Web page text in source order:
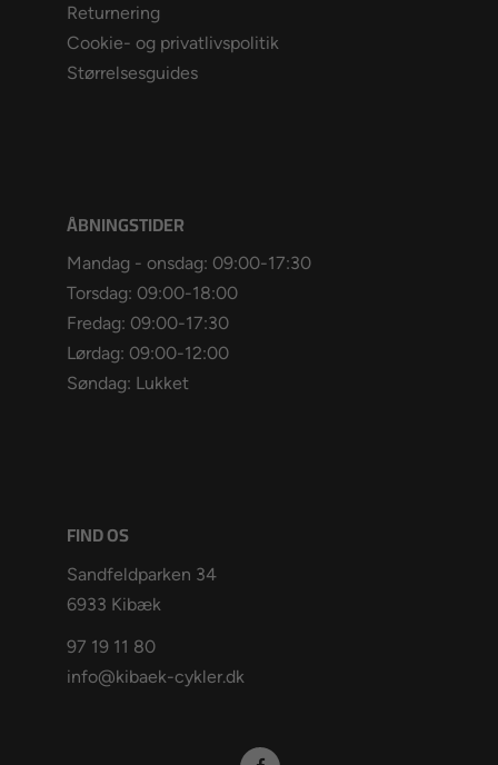
Returnering
Cookie- og privatlivspolitik
Størrelsesguides
ÅBNINGSTIDER
Mandag - onsdag: 09:00-17:30
Torsdag: 09:00-18:00
Fredag: 09:00-17:30
Lørdag: 09:00-12:00
Søndag: Lukket
FIND OS
Sandfeldparken 34
6933 Kibæk
97 19 11 80
info@kibaek-cykler.dk